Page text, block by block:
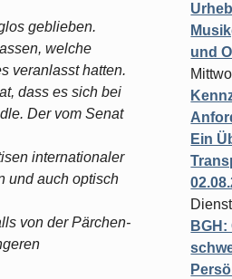
geblieben.
welche
veranlasst hatten.
dass es sich bei
Der vom Senat
internationaler
und auch optisch
von der Pärchen-
und
Ein